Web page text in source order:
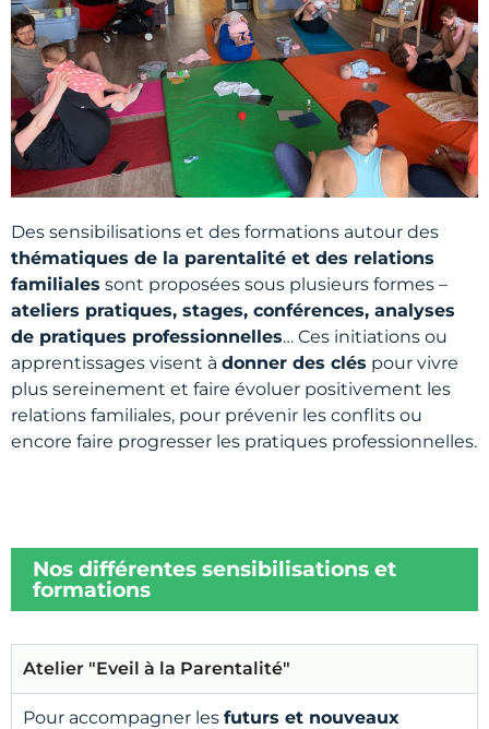
Des sensibilisations et des formations autour des
thématiques de la parentalité et des relations
familiales sont proposées sous plusieurs formes –
ateliers pratiques, stages, conférences, analyses
de pratiques professionnelles… Ces initiations ou
apprentissages visent à donner des clés pour vivre
plus sereinement et faire évoluer positivement les
relations familiales, pour prévenir les conflits ou
encore faire progresser les pratiques professionnelles.
Nos différentes sensibilisations et
formations
Atelier "Eveil à la Parentalité"
Pour accompagner les futurs et nouveaux